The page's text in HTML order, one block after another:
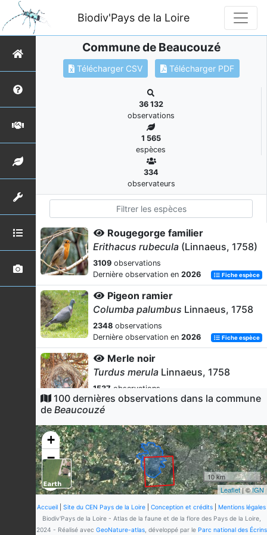
Biodiv'Pays de la Loire
Commune de Beaucouzé
Télécharger CSV Télécharger PDF
36 132
observations
1 565
espèces
334
observateurs
Rougegorge familier
Erithacus rubecula (Linnaeus, 1758)
3109 observations
Dernière observation en 2026 Fiche espèce
Pigeon ramier
Columba palumbus Linnaeus, 1758
2348 observations
Dernière observation en 2026 Fiche espèce
Merle noir
Turdus merula Linnaeus, 1758
1537 observations
Dernière observation en2026 Fiche espèce
Fringilla coelebsLinnaeus, 1758
1216observations
Dernière observation en2026 Fiche espèce
Mésange charbonnière
Parus majorLinnaeus, 1758
1159
observations
Dernière observation en
2026 Fiche espèce
100 dernières observations dans la commune
de Beaucouzé
+
−
10 km
Leaflet| ©IGN
Accueil Site du CEN Pays de la Loire Conception et crédits
Mentions légales
Biodiv'Pays de la Loire - Atlas de la faune et de la flore des Pays de la Loire,
2024 - Réalisé avec GeoNature-atlas, développé par le Parc national des Écrins